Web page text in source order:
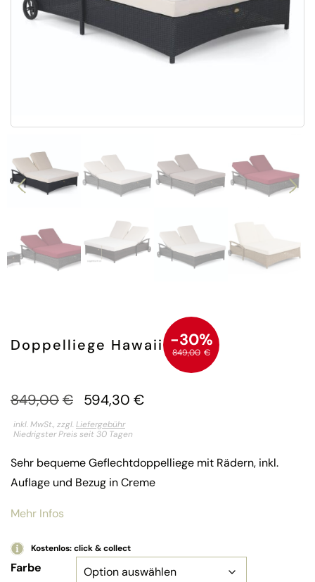
Doppelliege Hawaii -30%
849,00 €
849,00€ 594,30 €
inkl. MwSt., zzgl.Liefergebühr
Niedrigster Preis seit 30 Tagen
Sehr bequeme Geflechtdoppelliege mit Rädern, inkl.
Auflage und Bezug in Creme
Mehr Infos
Kostenlos: click & collect
Farbe